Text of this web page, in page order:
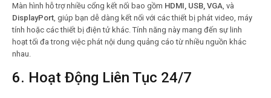
Màn hình hỗ trợ nhiều cổng kết nối bao gồm HDMI, USB, VGA , và
DisplayPort , giúp bạn dễ dàng kết nối với các thiết bị phát video, máy
tính hoặc các thiết bị điện tử khác. Tính năng này mang đến sự linh
hoạt tối đa trong việc phát nội dung quảng cáo từ nhiều nguồn khác
nhau.
6. Hoạt Động Liên Tục 24/7